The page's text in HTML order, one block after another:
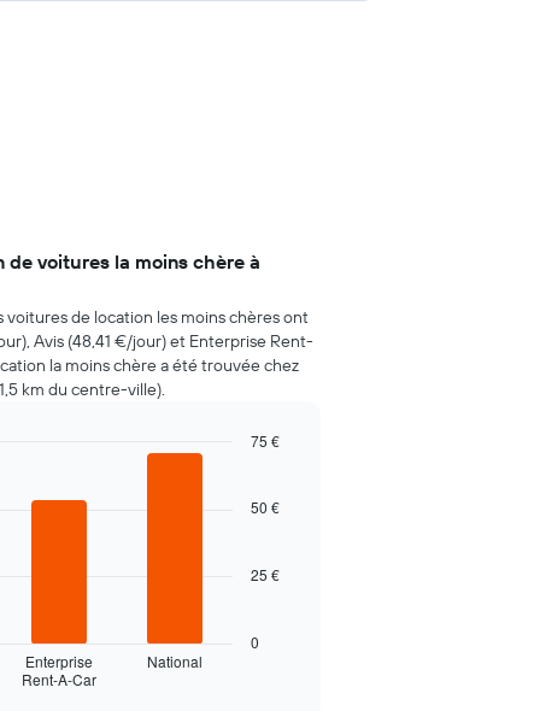
voitures la moins chère à
voitures de location les moins chères ont
Avis (48,41 €/jour) et Enterprise Rent-
la moins chère a été trouvée chez
km du centre-ville).
Enterprise
Rent-A-Car
National
0
25 €
50 €
75 €